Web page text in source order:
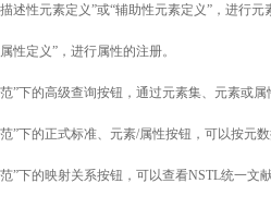
述性元素定义”或“辅助性元素定义”，进行元
性定义”，进行属性的注册。
”下的高级查询按钮，通过元素集、元素或
”下的正式标准、元素/属性按钮，可以按元
”下的映射关系按钮，可以查看NSTL统一文